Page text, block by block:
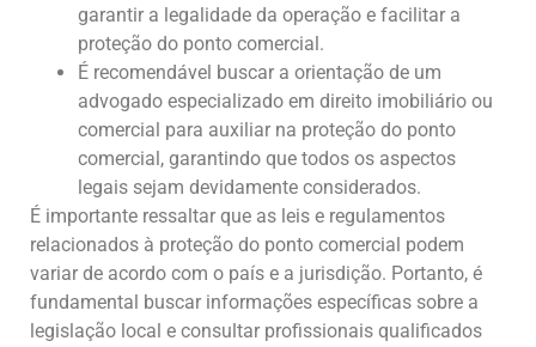
garantir a legalidade da operação e facilitar a
proteção do ponto comercial.
É recomendável buscar a orientação de um
advogado especializado em direito imobiliário ou
comercial para auxiliar na proteção do ponto
comercial, garantindo que todos os aspectos
legais sejam devidamente considerados.
É importante ressaltar que as leis e regulamentos
relacionados à proteção do ponto comercial podem
variar de acordo com o país e a jurisdição. Portanto, é
fundamental buscar informações específicas sobre a
legislação local e consultar profissionais qualificados